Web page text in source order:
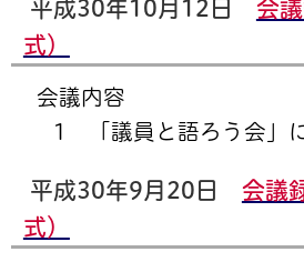
平成30年10月12日 会
式）
会議内容
1 「議員と語ろう会」
平成30年9月20日 会議
式）